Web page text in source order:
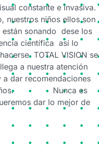
constante e invasiva.
nuestros niños ellos son
sonando dese los
científica así lo
TOTAL VISION se
a nuestra atención
dar recomendaciones
niños. Nunca es
dar lo mejor de